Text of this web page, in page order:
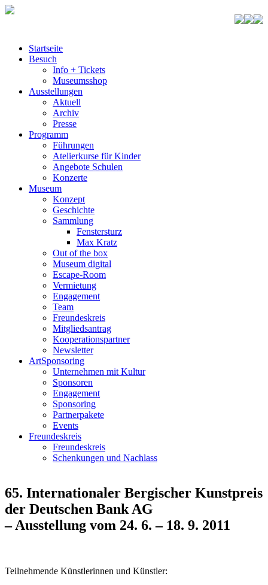
Startseite
Besuch
Info + Tickets
Museumsshop
Ausstellungen
Aktuell
Archiv
Presse
Programm
Führungen
Atelierkurse für Kinder
Angebote Schulen
Konzerte
Museum
Konzept
Geschichte
Sammlung
Fenstersturz
Max Kratz
Out of the box
Museum digital
Escape-Room
Vermietung
Engagement
Team
Freundeskreis
Mitgliedsantrag
Kooperationspartner
Newsletter
ArtSponsoring
Unternehmen mit Kultur
Sponsoren
Engagement
Sponsoring
Partnerpakete
Events
Freundeskreis
Freundeskreis
Schenkungen und Nachlass
65. Internationaler Bergischer Kunstpreis
der Deutschen Bank AG
– Ausstellung vom 24. 6. – 18. 9. 2011
Teilnehmende Künstlerinnen und Künstler: